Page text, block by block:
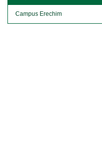
Campus Erechim